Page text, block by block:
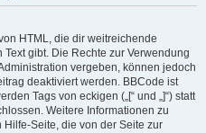
HTML, die dir weitreichende
gibt. Die Rechte zur Verwendung
vergeben, können jedoch
deaktiviert werden. BBCode ist
Tags von eckigen („[“ und „]“) statt
Weitere Informationen zu
Seite, die von der Seite zur